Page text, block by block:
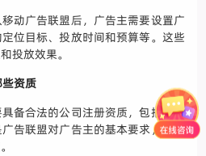
动广告联盟后，广告主需要设置广
位目标、投放时间和预算等。这些
投放效果。
资质
备合法的公司注册资质，包括营业
告联盟对广告主的基本要求，以确